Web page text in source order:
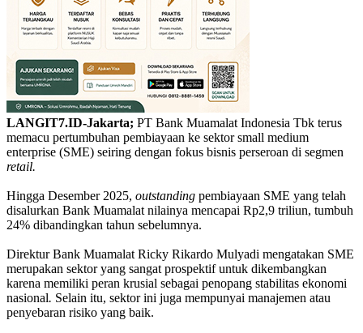
LANGIT7.ID-Jakarta; PT Bank Muamalat Indonesia Tbk terus
memacu pertumbuhan pembiayaan ke sektor small medium
enterprise (SME) seiring dengan fokus bisnis perseroan di segmen
retail.
Hingga Desember 2025, outstanding pembiayaan SME yang telah
disalurkan Bank Muamalat nilainya mencapai Rp2,9 triliun, tumbuh
24% dibandingkan tahun sebelumnya.
Direktur Bank Muamalat Ricky Rikardo Mulyadi mengatakan SME
merupakan sektor yang sangat prospektif untuk dikembangkan
karena memiliki peran krusial sebagai penopang stabilitas ekonomi
nasional. Selain itu, sektor ini juga mempunyai manajemen atau
penyebaran risiko yang baik.